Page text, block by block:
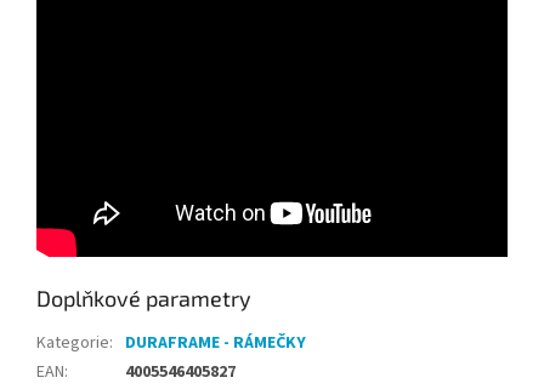
Doplňkové parametry
Kategorie: DURAFRAME - RÁMEČKY
EAN: 4005546405827